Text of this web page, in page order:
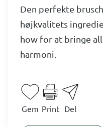
Den perfekte
højkvalitets
how for at bringe
harmoni.
Gem Print Del